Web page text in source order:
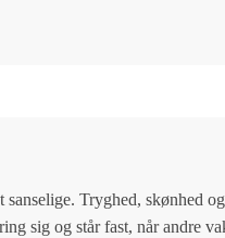
Tryghed, skønhed
sig og står fast, når andre